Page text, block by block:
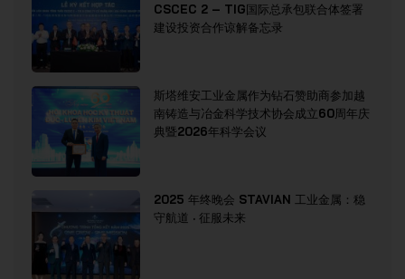
CSCEC 2 – TIG国际总承包联合体签署
建设投资合作谅解备忘录
斯塔维安工业金属作为钻石赞助商参加越
南铸造与冶金科学技术协会成立60周年庆
典暨2026年科学会议
2025 年终晚会 STAVIAN 工业金属：稳
守航道 · 征服未来